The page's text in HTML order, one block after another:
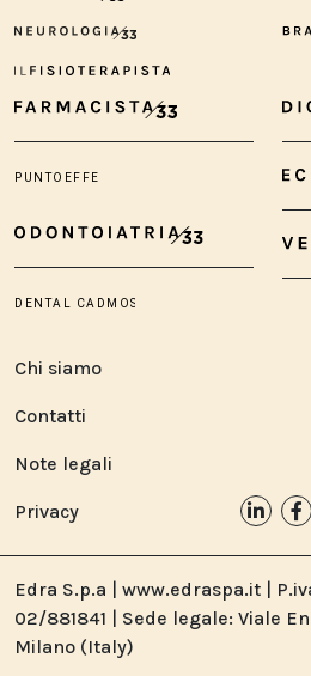
Chi siamo
Contatti
Note legali
Privacy
Edra S.p.a | www.edraspa.it |
02/881841 | Sede legale: Viale
Milano (Italy)